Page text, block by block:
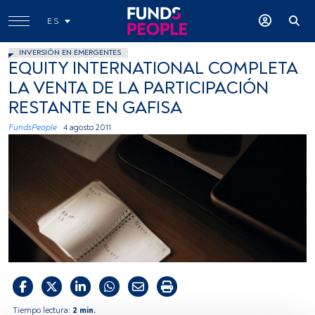
ES
INVERSIÓN EN EMERGENTES
EQUITY INTERNATIONAL COMPLETA
LA VENTA DE LA PARTICIPACIÓN
RESTANTE EN GAFISA
FundsPeople . 4 agosto 2011
Tiempo lectura: 2 min.